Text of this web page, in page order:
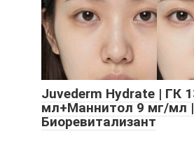
Juvederm Hydrate | ГК
мл+Маннитол 9 мг/мл |
Биоревитализант